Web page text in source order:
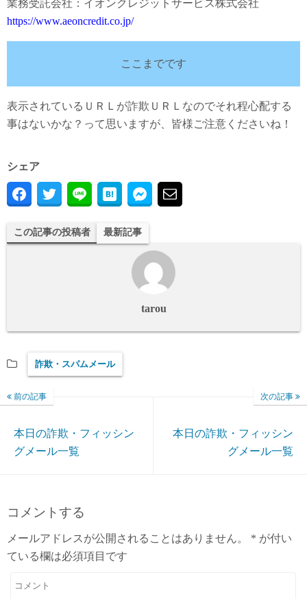
業務受託会社：イオンクレジットサービス株式会社
https://www.aeoncredit.co.jp/
ここまでです
表示されているＵＲＬが詐欺ＵＲＬなのでそれ程心配する
事はないかな？って思いますが、皆様ご注意くださいね！
シェア
この記事の投稿者 最新記事
tarou
詐欺・スパムメール
前の記事
本日の詐欺・フィッシン
グメール一覧
次の記事
本日の詐欺・フィッシン
グメール一覧
コメントする
メールアドレスが公開されることはありません。 * が付い
ている欄は必須項目です